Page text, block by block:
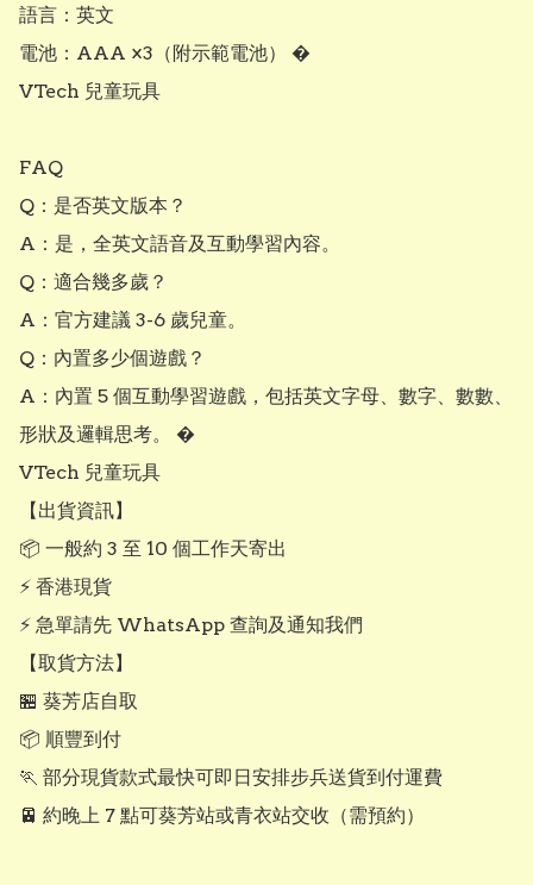
語言：英文
電池：AAA ×3（附示範電池） �
VTech 兒童玩具
FAQ
Q：是否英文版本？
A：是，全英文語音及互動學習內容。
Q：適合幾多歲？
A：官方建議 3-6 歲兒童。
Q：內置多少個遊戲？
A：內置 5 個互動學習遊戲，包括英文字母、數字、數數、
形狀及邏輯思考。 �
VTech 兒童玩具
【出貨資訊】
📦 一般約 3 至 10 個工作天寄出
⚡ 香港現貨
⚡ 急單請先 WhatsApp 查詢及通知我們
【取貨方法】
🏪 葵芳店自取
📦 順豐到付
🏃 部分現貨款式最快可即日安排步兵送貨到付運費
🚈 約晚上 7 點可葵芳站或青衣站交收（需預約）